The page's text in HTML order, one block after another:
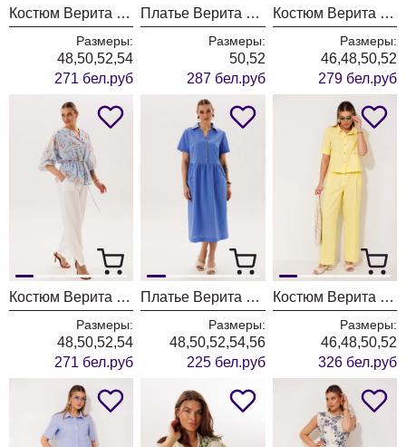
Костюм Верита 2467 голубой
Размеры:
48,50,52,54
271 бел.руб
Платье Верита 2455-1
Размеры:
50,52
287 бел.руб
Костюм Верита 2463-1
Размеры:
46,48,50,52
279 бел.руб
Костюм Верита 2467
Размеры:
48,50,52,54
271 бел.руб
Платье Верита 2468 голубой
Размеры:
48,50,52,54,56
225 бел.руб
Костюм Верита 2458 желтый
Размеры:
46,48,50,52
326 бел.руб